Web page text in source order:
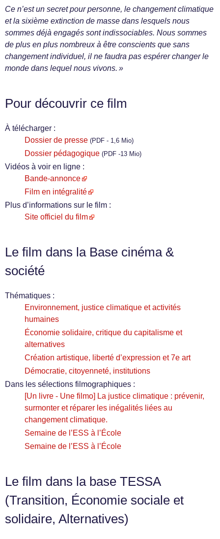
Ce n’est un secret pour personne, le changement climatique
et la sixième extinction de masse dans lesquels nous
sommes déjà engagés sont indissociables. Nous sommes
de plus en plus nombreux à être conscients que sans
changement individuel, il ne faudra pas espérer changer le
monde dans lequel nous vivons. »
Pour découvrir ce film
À télécharger :
Dossier de presse (PDF - 1,6 Mio)
Dossier pédagogique (PDF -13 Mio)
Vidéos à voir en ligne :
Bande-annonce
Film en intégralité
Plus d’informations sur le film :
Site officiel du film
Le film dans la Base cinéma &
société
Thématiques :
Environnement, justice climatique et activités
humaines
Économie solidaire, critique du capitalisme et
alternatives
Création artistique, liberté d’expression et 7e art
Démocratie, citoyenneté, institutions
Dans les sélections filmographiques :
[Un livre - Une filmo] La justice climatique : prévenir,
surmonter et réparer les inégalités liées au
changement climatique.
Semaine de l’ESS à l’École
Semaine de l’ESS à l’École
Le film dans la base TESSA
(Transition, Économie sociale et
solidaire, Alternatives)